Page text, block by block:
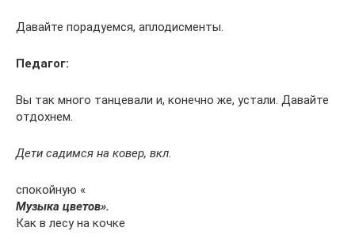
Давайте порадуемся, аплодисменты.
Педагог:
Вы так много танцевали и, конечно же, устали. Давайте
отдохнем.
Дети садимся на ковер, вкл.
спокойную «
Музыка цветов».
Как в лесу на кочке